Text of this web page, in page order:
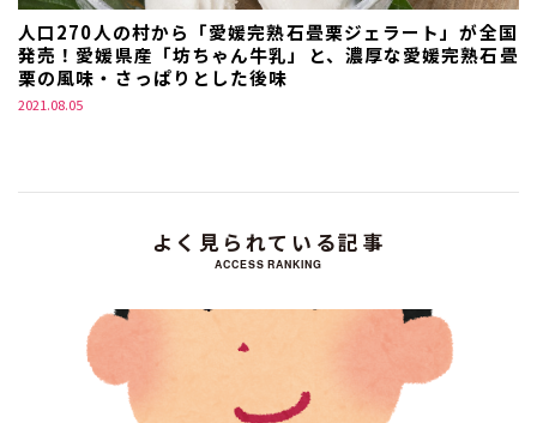
人口270人の村から「愛媛完熟石畳栗ジェラート」が全国
発売！愛媛県産「坊ちゃん牛乳」と、濃厚な愛媛完熟石畳
栗の風味・さっぱりとした後味
2021.08.05
よく見られている記事
ACCESS RANKING